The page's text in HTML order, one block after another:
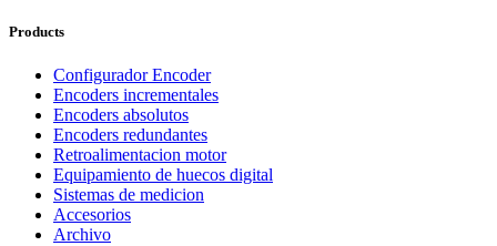
Products
Configurador Encoder
Encoders incrementales
Encoders absolutos
Encoders redundantes
Retroalimentacion motor
Equipamiento de huecos digital
Sistemas de medicion
Accesorios
Archivo